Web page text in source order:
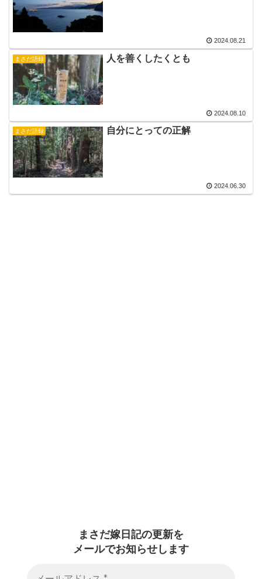
2024.08.21
まさだ語録 人を善くしたくとも
2024.08.10
まさだ語録 自分にとっての正解
2024.06.30
まさだ嫁日記の更新を
メールでお知らせします